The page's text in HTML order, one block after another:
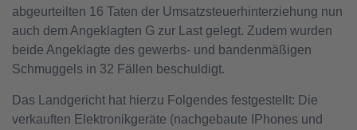
abgeurteilten 16 Taten der Umsatzsteuerhinterziehung nun
auch dem Angeklagten G zur Last gelegt. Zudem wurden
beide Angeklagte des gewerbs- und bandenmäßigen
Schmuggels in 32 Fällen beschuldigt.
Das Landgericht hat hierzu Folgendes festgestellt: Die
verkauften Elektronikgeräte (nachgebaute IPhones und